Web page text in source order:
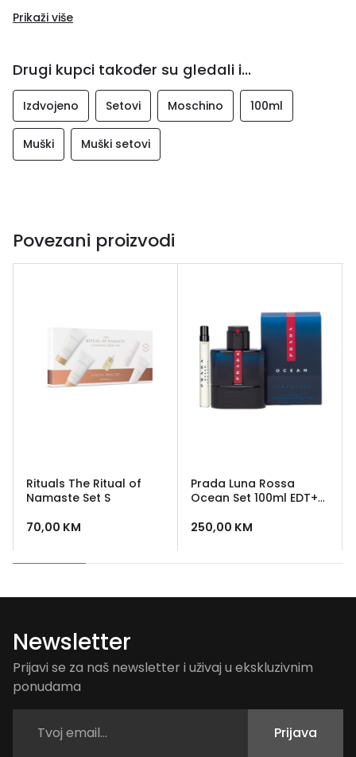
Prikaži više
Drugi kupci također su gledali i...
Izdvojeno Setovi Moschino 100ml
Muški Muški setovi
Povezani proizvodi
Rituals The Ritual of
Namaste Set S
70,00 KM
Prada Luna Rossa
Ocean Set 100ml EDT+
250,00 KM
Newsletter
Prijavi se za naš newsletter i uživaj u ekskluzivnim
ponudama
Prijava